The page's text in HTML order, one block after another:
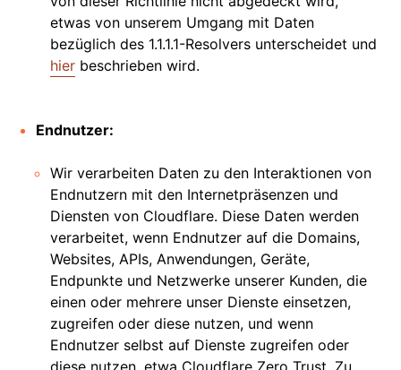
etwas von unserem Umgang mit Daten
bezüglich des 1.1.1.1-Resolvers unterscheidet und
hier beschrieben wird.
Endnutzer:
Wir verarbeiten Daten zu den Interaktionen von
Endnutzern mit den Internetpräsenzen und
Diensten von Cloudflare. Diese Daten werden
verarbeitet, wenn Endnutzer auf die Domains,
Websites, APIs, Anwendungen, Geräte,
Endpunkte und Netzwerke unserer Kunden, die
einen oder mehrere unser Dienste einsetzen,
zugreifen oder diese nutzen, und wenn
Endnutzer selbst auf Dienste zugreifen oder
diese nutzen, etwa Cloudflare Zero Trust. Zu